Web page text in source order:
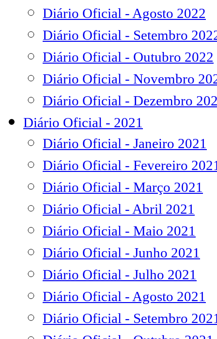
Diário Oficial - Agosto 2022
Diário Oficial - Setembro
Diário Oficial - Outubro 2022
Diário Oficial - Novembro
Diário Oficial - Dezembro
Diário Oficial - 2021
Diário Oficial - Janeiro 2021
Diário Oficial - Fevereiro
Diário Oficial - Março 2021
Diário Oficial - Abril 2021
Diário Oficial - Maio 2021
Diário Oficial - Junho 2021
Diário Oficial - Julho 2021
Diário Oficial - Agosto 2021
Diário Oficial - Setembro